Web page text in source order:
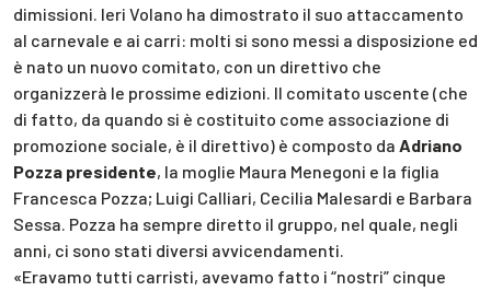
dimissioni. Ieri Volano ha dimostrato il suo attaccamento
al carnevale e ai carri: molti si sono messi a disposizione ed
è nato un nuovo comitato, con un direttivo che
organizzerà le prossime edizioni. Il comitato uscente (che
di fatto, da quando si è costituito come associazione di
promozione sociale, è il direttivo) è composto da Adriano
Pozza presidente, la moglie Maura Menegoni e la figlia
Francesca Pozza; Luigi Calliari, Cecilia Malesardi e Barbara
Sessa. Pozza ha sempre diretto il gruppo, nel quale, negli
anni, ci sono stati diversi avvicendamenti.
«Eravamo tutti carristi, avevamo fatto i “nostri” cinque